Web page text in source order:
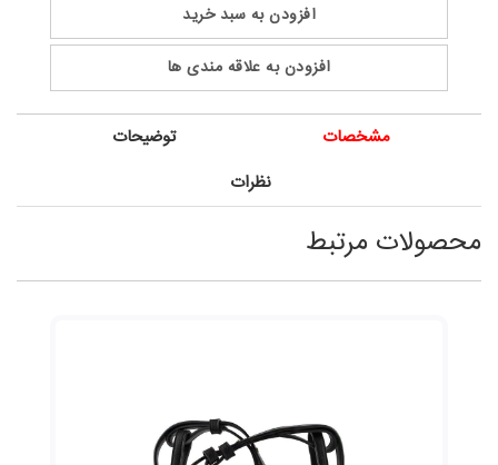
افزودن به سبد خرید
افزودن به علاقه مندی ها
مشخصات
توضیحات
نظرات
محصولات مرتبط